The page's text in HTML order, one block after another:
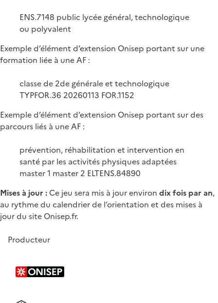
ENS.7148 public lycée général, technologique
ou polyvalent
Exemple d’élément d’extension Onisep portant sur une
formation liée à une AF :
classe de 2de générale et technologique
TYPFOR.36 20260113 FOR.1152
Exemple d’élément d’extension Onisep portant sur des
parcours liés à une AF :
prévention, réhabilitation et intervention en
santé par les activités physiques adaptées
master 1 master 2 ELTENS.84890
Mises à jour : Ce jeu sera mis à jour environ dix fois par an,
au rythme du calendrier de l’orientation et des mises à
jour du site Onisep.fr.
Producteur